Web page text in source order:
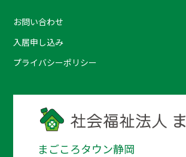
お問い合わせ
入居申し込み
プライバシーポリシー
まごころタウン静岡